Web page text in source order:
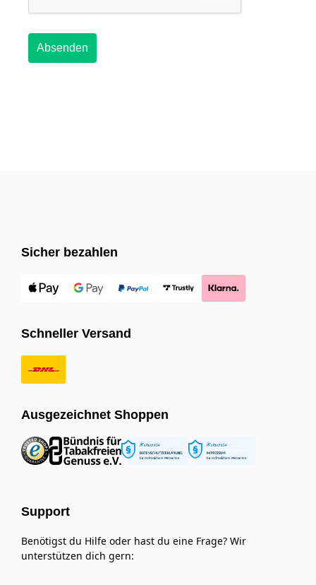
Sicher bezahlen
Schneller Versand
Ausgezeichnet Shoppen
Support
Benötigst du Hilfe oder hast du eine Frage? Wir
unterstützen dich gern: